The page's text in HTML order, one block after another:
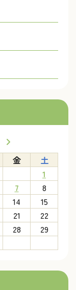
金
土
1
7
8
14
15
21
22
28
29